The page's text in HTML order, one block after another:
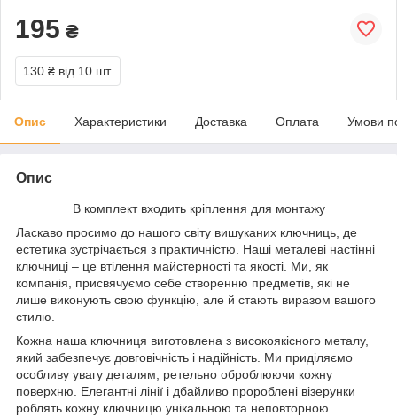
195 ₴
130 ₴ від 10 шт.
Опис Характеристики Доставка Оплата Умови
Опис
В комплект входить кріплення для монтажу
Ласкаво просимо до нашого світу вишуканих ключниць, де
естетика зустрічається з практичністю. Наші металеві настінні
ключниці – це втілення майстерності та якості. Ми, як
компанія, присвячуємо себе створенню предметів, які не
лише виконують свою функцію, але й стають виразом вашого
стилю.
Кожна наша ключниця виготовлена з високоякісного металу,
який забезпечує довговічність і надійність. Ми приділяємо
особливу увагу деталям, ретельно оброблюючи кожну
поверхню. Елегантні лінії і дбайливо пророблені візерунки
роблять кожну ключницю унікальною та неповторною.